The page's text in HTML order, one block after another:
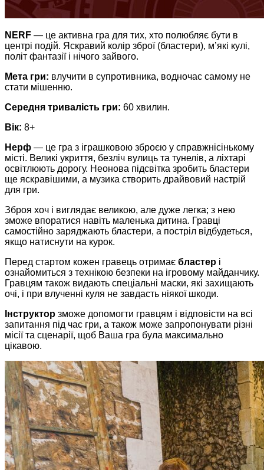
NERF — це активна гра для тих, хто полюбляє бути в
центрі подій. Яскравий колір зброї (бластери), м’які кулі,
політ фантазії і нічого зайвого.
Мета гри: влучити в супротивника, водночас самому не
стати мішенню.
Середня тривалість гри: 60 хвилин.
Вік: 8+
Нерф — це гра з іграшковою зброєю у справжнісінькому
місті. Великі укриття, безліч вулиць та тунелів, а ліхтарі
освітлюють дорогу. Неонова підсвітка зробить бластери
ще яскравішими, а музика створить драйвовий настрій
для гри.
Зброя хоч і виглядає великою, але дуже легка; з нею
зможе впоратися навіть маленька дитина. Гравці
самостійно заряджають бластери, а постріл відбудеться,
якщо натиснути на курок.
Перед стартом кожен гравець отримає бластер і
ознайомиться з технікою безпеки на ігровому майданчику.
Гравцям також видають спеціальні маски, які захищають
очі, і при влученні куля не завдасть ніякої шкоди.
Інструктор зможе допомогти гравцям і відповісти на всі
запитання під час гри, а також може запропонувати різні
місії та сценарії, щоб Ваша гра була максимально
цікавою.